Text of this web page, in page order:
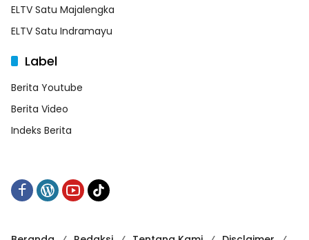
ELTV Satu Majalengka
ELTV Satu Indramayu
Label
Berita Youtube
Berita Video
Indeks Berita